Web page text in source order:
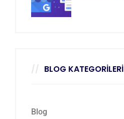
BLOG KATEGORILERI
Blog